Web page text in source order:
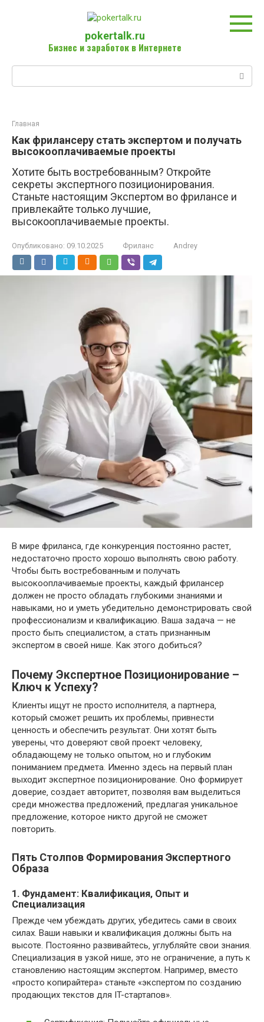
pokertalk.ru
Бизнес и заработок в Интернете
Главная
Как фрилансеру стать экспертом и получать
высокооплачиваемые проекты
Хотите быть востребованным? Откройте
секреты экспертного позиционирования.
Станьте настоящим Экспертом во фрилансе и
привлекайте только лучшие,
высокооплачиваемые проекты.
Опубликовано: 09.10.2025 Фриланс Andrey
В мире фриланса‚ где конкуренция постоянно растет‚
недостаточно просто хорошо выполнять свою работу.
Чтобы быть востребованным и получать
высокооплачиваемые проекты‚ каждый фрилансер
должен не просто обладать глубокими знаниями и
навыками‚ но и уметь убедительно демонстрировать свой
профессионализм и квалификацию. Ваша задача — не
просто быть специалистом‚ а стать признанным
экспертом в своей нише. Как этого добиться?
Почему Экспертное Позиционирование –
Ключ к Успеху?
Клиенты ищут не просто исполнителя‚ а партнера‚
который сможет решить их проблемы‚ привнести
ценность и обеспечить результат. Они хотят быть
уверены‚ что доверяют свой проект человеку‚
обладающему не только опытом‚ но и глубоким
пониманием предмета. Именно здесь на первый план
выходит экспертное позиционирование. Оно формирует
доверие‚ создает авторитет‚ позволяя вам выделиться
среди множества предложений‚ предлагая уникальное
предложение‚ которое никто другой не сможет
повторить.
Пять Столпов Формирования Экспертного
Образа
1. Фундамент: Квалификация‚ Опыт и
Специализация
Прежде чем убеждать других‚ убедитесь сами в своих
силах. Ваши навыки и квалификация должны быть на
высоте. Постоянно развивайтесь‚ углубляйте свои знания.
Специализация в узкой нише, это не ограничение‚ а путь к
становлению настоящим экспертом. Например‚ вместо
«просто копирайтера» станьте «экспертом по созданию
продающих текстов для IT-стартапов».